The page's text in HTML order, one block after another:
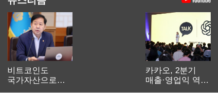
비트코인도
국가자산으로…'
카카오, 2분기
매출·영업익 역대